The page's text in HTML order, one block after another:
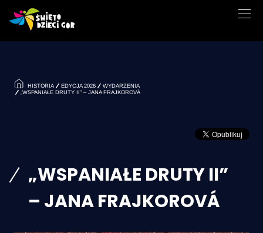
HISTORIA EDYCJA 2026
WYDARZENIA
„WSPANIAŁE DRUTY II” – JANA FRAJKOROVÁ
„WSPANIAŁE DRUTY II”
– JANA FRAJKOROVÁ